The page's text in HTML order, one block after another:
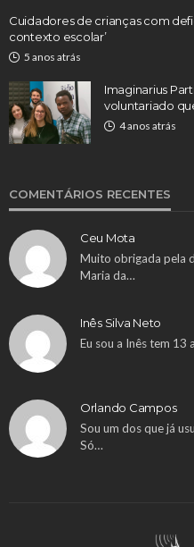
Cuidadores de crianças com
contexto escolar’
5 anos atrás
Imaginarius
voluntariado
4 anos atrás
COMENTÁRIOS RECENTES
Ceu Mota
Muito obrigada pela
Maria da…
Inês Silva Neto
Eu sou a Inês tem 13
Orlando Campos
Sou um dos que já
Só…